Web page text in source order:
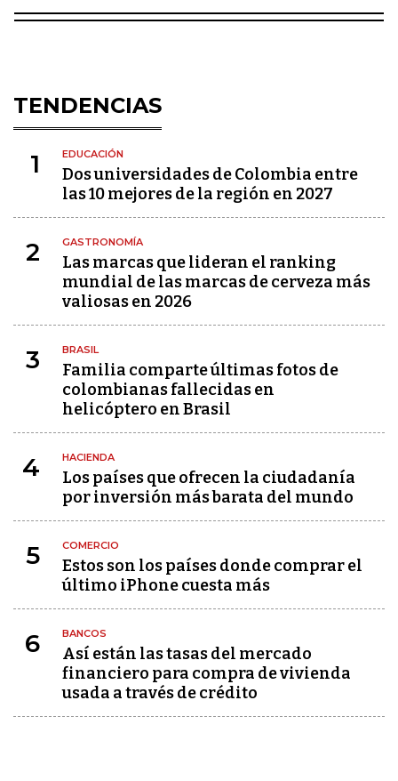
TENDENCIAS
1 EDUCACIÓN
Dos universidades de Colombia entre
las 10 mejores de la región en 2027
2 GASTRONOMÍA
Las marcas que lideran el ranking
mundial de las marcas de cerveza más
valiosas en 2026
3 BRASIL
Familia comparte últimas fotos de
colombianas fallecidas en
helicóptero en Brasil
4 HACIENDA
Los países que ofrecen la ciudadanía
por inversión más barata del mundo
5 COMERCIO
Estos son los países donde comprar el
último iPhone cuesta más
6 BANCOS
Así están las tasas del mercado
financiero para compra de vivienda
usada a través de crédito